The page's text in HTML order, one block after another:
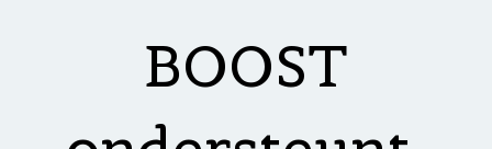
BOOST